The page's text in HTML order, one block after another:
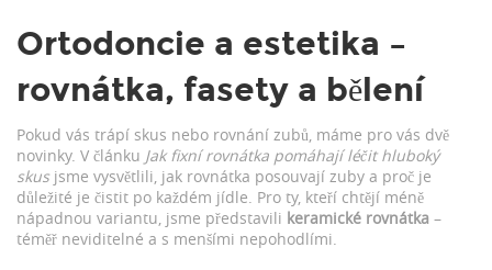
Ortodoncie a estetika –
rovnátka, fasety a bělení
Pokud vás trápí skus nebo rovnání zubů, máme pro vás dvě
novinky. V článku Jak fixní rovnátka pomáhají léčit hluboký
skus jsme vysvětlili, jak rovnátka posouvají zuby a proč je
důležité je čistit po každém jídle. Pro ty, kteří chtějí méně
nápadnou variantu, jsme představili keramické rovnátka –
téměř neviditelné a s menšími nepohodlími.